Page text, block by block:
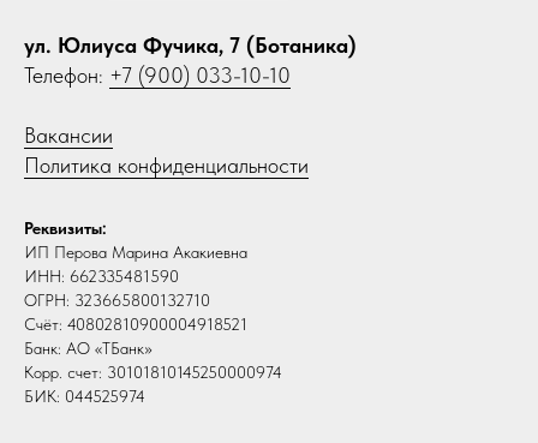
ул. Юлиуса Фучика, 7 (Ботаника)
Телефон: +7 (900) 033-10-10
Вакансии
Политика конфиденциальности
Реквизиты:
ИП Перова Марина Акакиевна
ИНН: 662335481590
ОГРН: 323665800132710
Счёт: 40802810900004918521
Банк: АО «ТБанк»
Корр. счет: 30101810145250000974
БИК: 044525974